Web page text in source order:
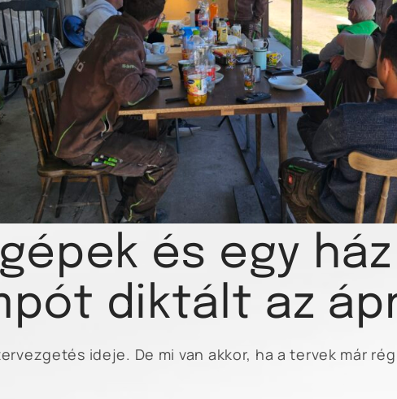
és egy
diktált az
ideje. De mi van akkor, ha a tervek már